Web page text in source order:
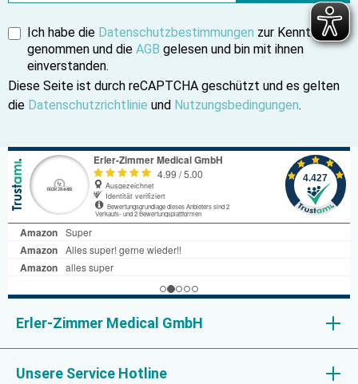
Ich habe die Datenschutzbestimmungen zur Kenntnis
genommen und die AGB gelesen und bin mit ihnen
einverstanden.
Diese Seite ist durch reCAPTCHA geschützt und es gelten
die Datenschutzrichtlinie und Nutzungsbedingungen.
Erler-Zimmer Medical GmbH
Unsere Service Hotline